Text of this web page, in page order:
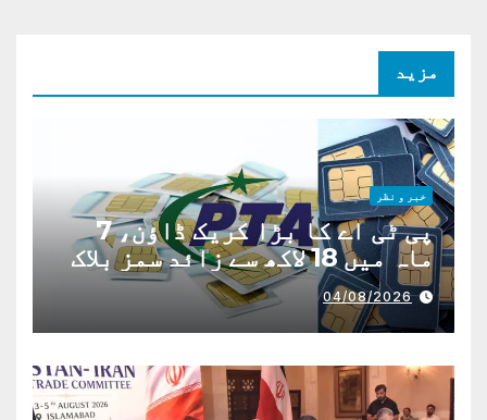
مزید
خبر و نظر
پی ٹی اے کا بڑا کریک ڈاؤن، 7
ماہ میں 18 لاکھ سے زائد سمز بلاک
04/08/2026